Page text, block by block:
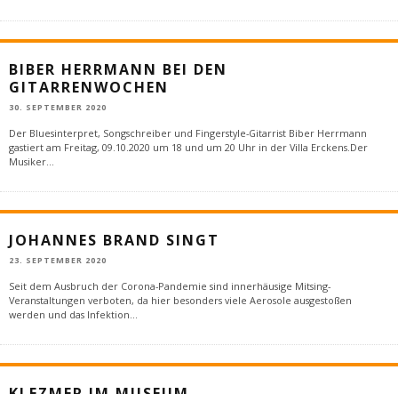
BIBER HERRMANN BEI DEN
GITARRENWOCHEN
30. SEPTEMBER 2020
Der Bluesinterpret, Songschreiber und Fingerstyle-Gitarrist Biber Herrmann
gastiert am Freitag, 09.10.2020 um 18 und um 20 Uhr in der Villa Erckens.Der
Musiker...
JOHANNES BRAND SINGT
23. SEPTEMBER 2020
Seit dem Ausbruch der Corona-Pandemie sind innerhäusige Mitsing-
Veranstaltungen verboten, da hier besonders viele Aerosole ausgestoßen
werden und das Infektion...